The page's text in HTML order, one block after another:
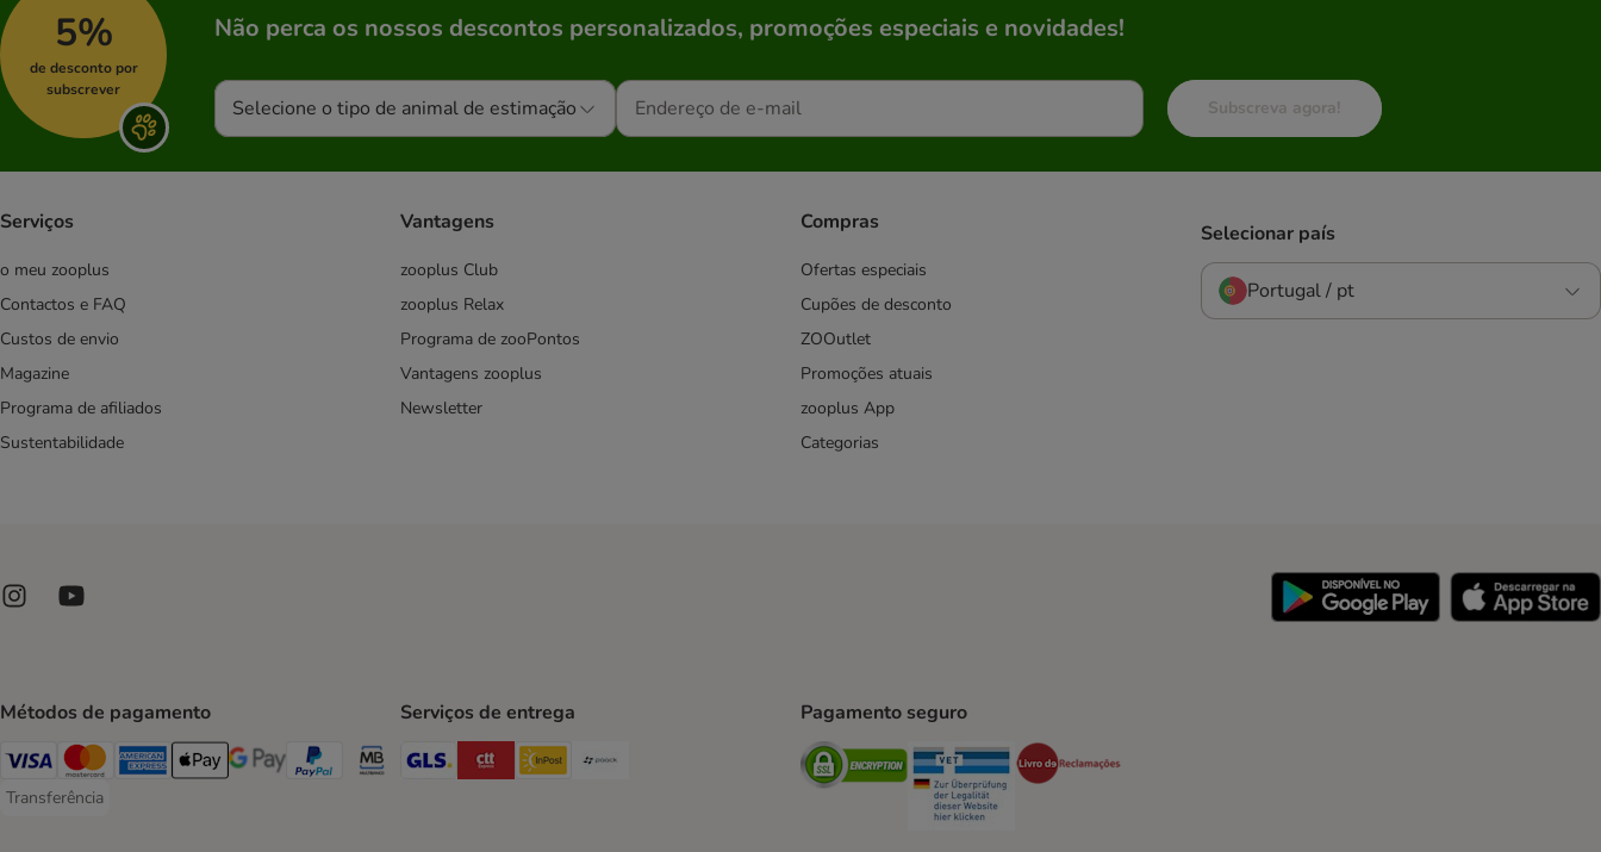
5%
de desconto por
subscrever
Não perca os nossos descontos personalizados, promoções especiais e novidades!
Selecione o tipo de animal de estimação Subscreva agora!
Serviços
o meu zooplus
Contactos e FAQ
Custos de envio
Magazine
Programa de afiliados
Sustentabilidade
Vantagens
zooplus Club
zooplus Relax
Programa de zooPontos
Vantagens zooplus
Newsletter
Compras
Ofertas especiais
Cupões de desconto
ZOOutlet
Promoções atuais
zooplus App
Categorias
Selecionar país
Portugal / pt
Métodos de pagamento
Visa Payment Method
Mastercard Payment Method
American Express Payment Method
Apple Pay Payment Method
Google Pay Payment Method
PayPal Payment Method
Multibanco Payment Method
Transferência
Transferência Payment Method
Serviços de entrega
GLS Shipping Method
CTTExpress Shipping Method
InPost Shipping Method
Paack Shipping Method
Pagamento seguro
Security Security